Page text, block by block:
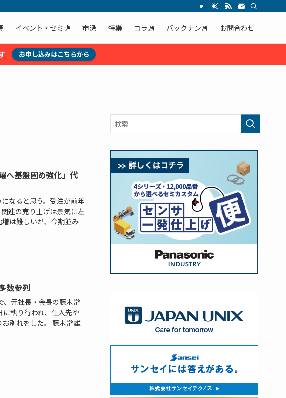
イベント・セミナ 市況 特集 コラム バックナンバ お問合わせ
お申し込みはこちらから
へ基盤固め強化」代
なると思う。受注が前年
連の売り上げは景気に左
は難しいが、今期並み
数参列
、元社長・会長の藤木常
執り行われ、仕入先や
別れをした。 藤木常雄